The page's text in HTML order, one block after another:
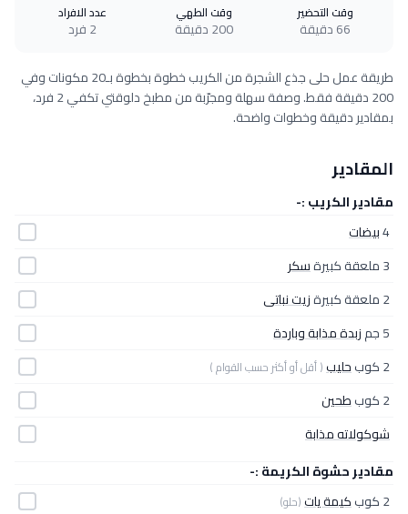
وقت التحضير
66 دقيقة
وقت الطهي
200 دقيقة
عدد الافراد
2 فرد
طريقة عمل حلى جذع الشجرة من الكريب خطوة بخطوة بـ20 مكونات وفي
200 دقيقة فقط. وصفة سهلة ومجرّبة من مطبخ دلوقتي تكفي 2 فرد،
بمقادير دقيقة وخطوات واضحة.
المقادير
مقادير الكريب :-
4بيضات
3 ملعقة كبيرة
سكر
2 ملعقة كبيرة
زيت نباتى
5 جم
زبدة مذابة وباردة
2 كوب
حليب( أقل أو أكثر حسب القوام )
2 كوب
طحين
شوكولاته مذابة
مقادير حشوة الكريمة :-
2 كوب
كيمة يات(حلو)